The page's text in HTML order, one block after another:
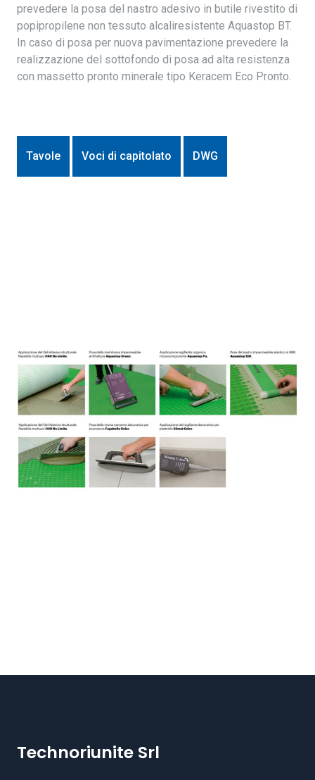
prevedere la posa del nastro adesivo in butile rivestito di
popipropilene non tessuto alcaliresistente Aquastop BT.
In caso di posa per nuova pavimentazione prevedere la
realizzazione del sottofondo di posa ad alta resistenza
con massetto pronto minerale tipo Keracem Eco Pronto.
Tavole Voci di capitolato DWG
Technoriunite Srl